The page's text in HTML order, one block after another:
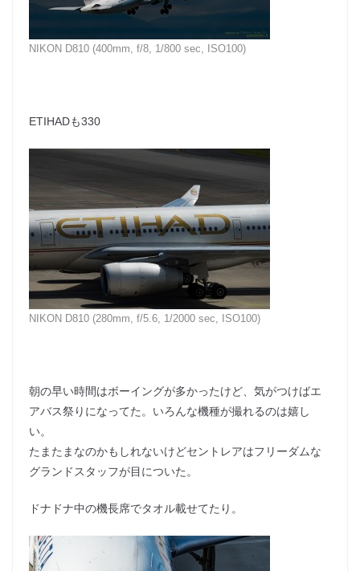
NIKON D810 (400mm, f/8, 1/800 sec, ISO100)
ETIHADも330
NIKON D810 (280mm, f/5.6, 1/2000 sec, ISO100)
朝の早い時間はボーイングが多かったけど、気がつけばエ
アバス祭りになってた。いろんな機種が撮れるのは嬉し
い。
たまたまなのかもしれないけどセントレアはフリーダムな
グランドスタッフが目についた。
ドナドナ中の機長席でタオル載せてたり。